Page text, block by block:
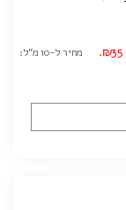
מחיר ל-10 מ"ל: